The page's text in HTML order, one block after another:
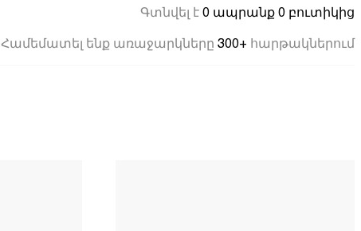
Գտնվել է 0 ապրանք 0 բուտիկից
Համեմատել ենք առաջարկները 300+ հարթակներում